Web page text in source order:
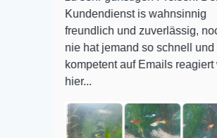
Kundendienst is wahnsinnig
freundlich und zuverlässig, noch
nie hat jemand so schnell und
kompetent auf Emails reagiert wie